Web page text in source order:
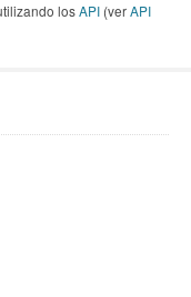
losAPI (verAPI